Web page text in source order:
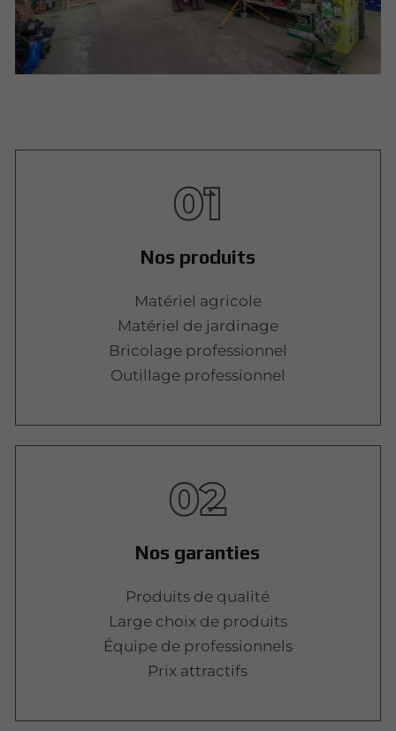
01
Nos produits
Matériel agricole
Matériel de jardinage
Bricolage professionnel
Outillage professionnel
02
Nos garanties
Produits de qualité
Large choix de produits
Équipe de professionnels
Prix attractifs